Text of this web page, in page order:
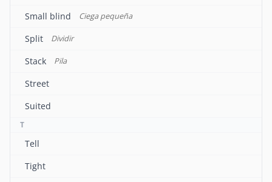
Small blind
Ciega pequeña
Split Dividir
Stack Pila
Street
Suited
T
Tell
Tight